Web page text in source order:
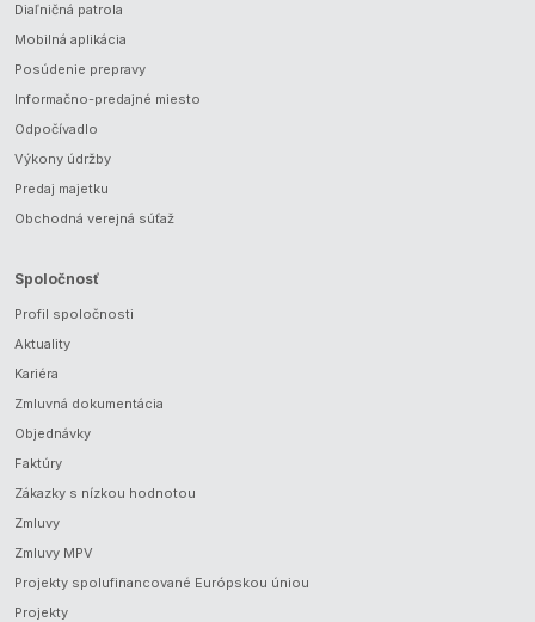
Diaľničná patrola
Mobilná aplikácia
Posúdenie prepravy
Informačno-predajné miesto
Odpočívadlo
Výkony údržby
Predaj majetku
Obchodná verejná súťaž
Spoločnosť
Profil spoločnosti
Aktuality
Kariéra
Zmluvná dokumentácia
Objednávky
Faktúry
Zákazky s nízkou hodnotou
Zmluvy
Zmluvy MPV
Projekty spolufinancované Európskou úniou
Projekty